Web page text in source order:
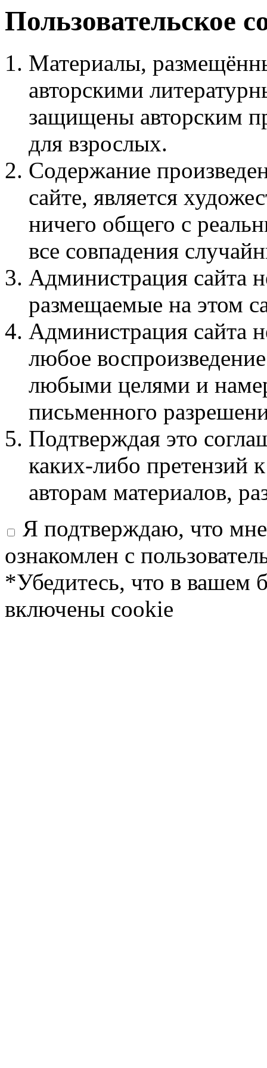
Пользовательское
Материалы,
авторскими
защищены авторским
для взрослых.
Содержание
сайте, является
ничего общего с
все совпадения
Администрация сайта
размещаемые на этом
Администрация сайта
любое
любыми целями и
письменного
Подтверждая это
каких-либо претензий
авторам материалов,
Я подтверждаю, что
ознакомлен с
*Убедитесь, что в вашем
включены cookie